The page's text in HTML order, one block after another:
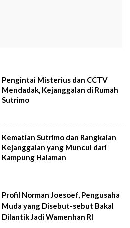
Pengintai Misterius dan CCTV
Mendadak, Kejanggalan di Rumah
Sutrimo
Kematian Sutrimo dan Rangkaian
Kejanggalan yang Muncul dari
Kampung Halaman
Profil Norman Joesoef, Pengusaha
Muda yang Disebut-sebut Bakal
Dilantik Jadi Wamenhan RI